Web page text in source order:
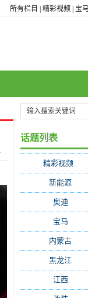
所有栏目 精彩视频 宝马
话题列表
精彩视频
新能源
奥迪
宝马
内蒙古
黑龙江
江西(170)